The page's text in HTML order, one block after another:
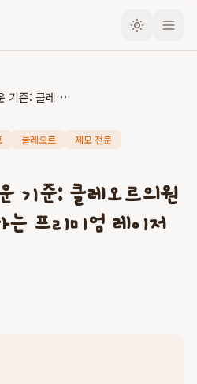
강남 제모의 새로운 기준: 클레오르의원 강남점에서 경험하는 프리미엄 레이저 제모
클레오르
제모 전문
기준: 클레오르의원
는 프리미엄 레이저